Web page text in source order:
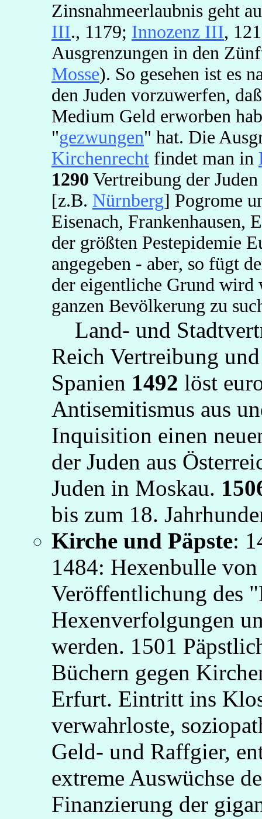
Zinsnahmeerlaubnis geht
III., 1179; Innozenz III,
Ausgrenzungen in den
Mosse). So gesehen ist es
den Juden vorzuwerfen,
Medium Geld erworben
"gezwungen" hat. Die
Kirchenrecht findet man in
1290 Vertreibung der
[z.B. Nürnberg] Pogrome
Eisenach,
der größten Pestepidemie
angegeben - aber, so fügt
der eigentliche Grund wird
ganzen Bevölkerung zu
Land- und
Reich Vertreibung
Spanien 1492 löst
Antisemitismus aus
Inquisition einen
der Juden aus
Juden in Moskau.
bis zum 18.
Kirche und Päpste:
1484: Hexenbulle
Veröffentlichung des
Hexenverfolgungen
werden. 1501
Büchern gegen
Erfurt. Eintritt ins
verwahrloste,
Geld- und Raffgier,
extreme Auswüchse
Finanzierung der